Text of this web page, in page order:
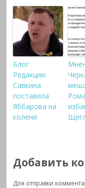
Блог
Редакции:
Савкина
поставила
Яббарова на
колени
Добавить
Для отправки